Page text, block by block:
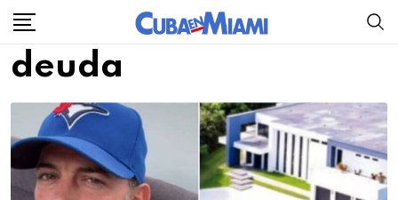
Skip
content
deuda